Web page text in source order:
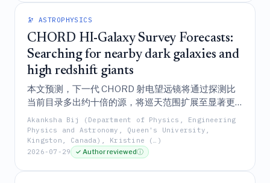
🔭 ASTROPHYSICS
CHORD HI-Galaxy Survey Forecasts:
Searching for nearby dark galaxies and
high redshift giants
本文预测，下一代 CHORD 射电望远镜将通过探测比
当前目录多出约十倍的源，将巡天范围扩展至显著更
低质量的星系（M HI ∼ 10 M ⊙ ），并发现数千个
大质量高红移巨星，从而彻底变革中性氢星系的普查
工作，以更好地理解星系气体储库的演化。
Akanksha Bij (Department of Physics, Engineering
Physics and Astronomy, Queen's University,
Kingston, Canada), Kristine (…)
2026-07-29
✓ Author reviewedⓘ